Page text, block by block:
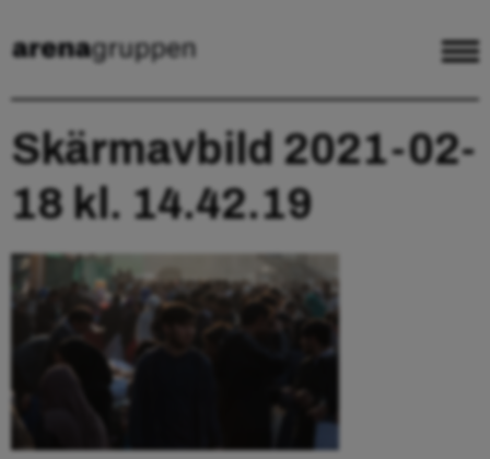
Skärmavbild 2021-02-
18 kl. 14.42.19